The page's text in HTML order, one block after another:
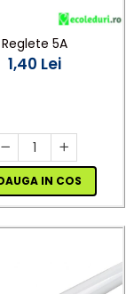
Reglete 5A
1,40 Lei
IN COS